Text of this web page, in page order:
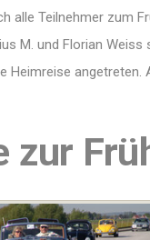
alle Teilnehmer zum
M. und Florian
Heimreise
zur